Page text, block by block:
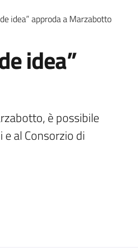
idea” approda a Marzabotto
idea”
è possibile
e al Consorzio di